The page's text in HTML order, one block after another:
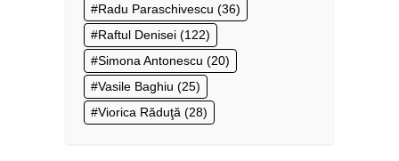
Radu Paraschivescu (36)
Raftul Denisei (122)
Simona Antonescu (20)
Vasile Baghiu (25)
Viorica Răduţă (28)